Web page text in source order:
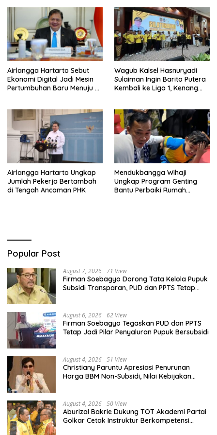
Airlangga Hartarto Sebut
Ekonomi Digital Jadi Mesin
Pertumbuhan Baru Menuju 8
Wagub Kalsel Hasnuryadi
Sulaiman Ingin Barito Putera
Kembali ke Liga 1, Kenang
Airlangga Hartarto Ungkap
Jumlah Pekerja Bertambah
di Tengah Ancaman PHK
Mendukbangga Wihaji
Ungkap Program Genting
Bantu Perbaiki Rumah
Popular Post
August 7, 2026 71 View
Firman Soebagyo Dorong Tata Kelola Pupuk
Subsidi Transparan, PUD dan PPTS Tetap
August 6, 2026 62 View
Firman Soebagyo Tegaskan PUD dan PPTS
Tetap Jadi Pilar Penyaluran Pupuk Bersubsidi
August 4, 2026 51 View
Christiany Paruntu Apresiasi Penurunan
Harga BBM Non-Subsidi, Nilai Kebijakan
August 4, 2026 50 View
Aburizal Bakrie Dukung TOT Akademi Partai
Golkar Cetak Instruktur Berkompetensi